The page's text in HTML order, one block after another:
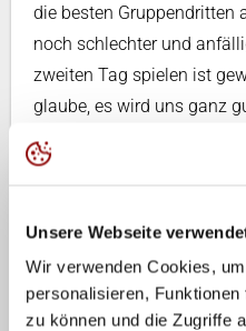
Unsere Webseite
Wir verwenden Cookies,
personalisieren,
zu können und die Zugriffe
die besten Gruppendritten
noch schlechter und
zweiten Tag spielen ist
glaube, es wird uns ganz
Bereitet ihr euch auf
Dieckmann: „Nein. Man
umstellen (v.a. das